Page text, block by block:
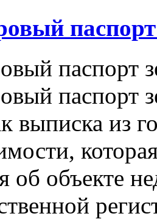
паспорт
паспорт
выписка из
об объекте